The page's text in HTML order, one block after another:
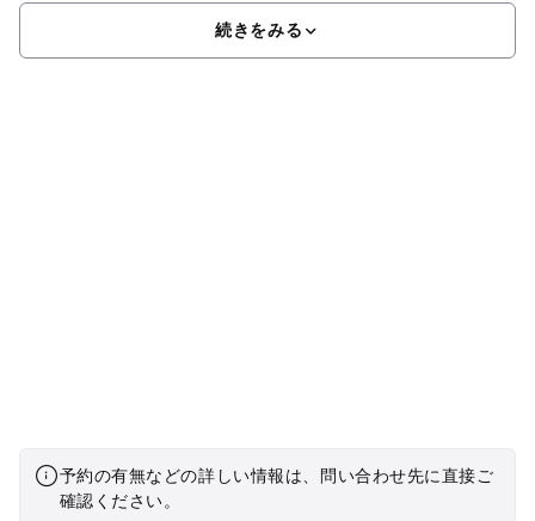
続きをみる
予約の有無などの詳しい情報は、問い合わせ先に直接ご
確認ください。